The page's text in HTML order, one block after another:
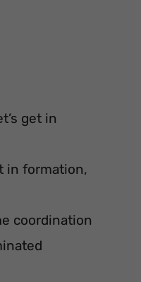
get in
in formation,
coordination